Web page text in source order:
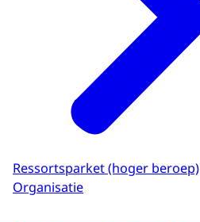
Ressortsparket (hoger beroep)
Organisatie